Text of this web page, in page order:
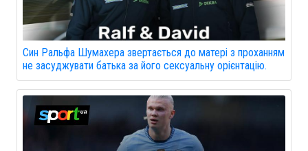
Син Ральфа Шумахера звертається до матері з проханням
не засуджувати батька за його сексуальну орієнтацію.